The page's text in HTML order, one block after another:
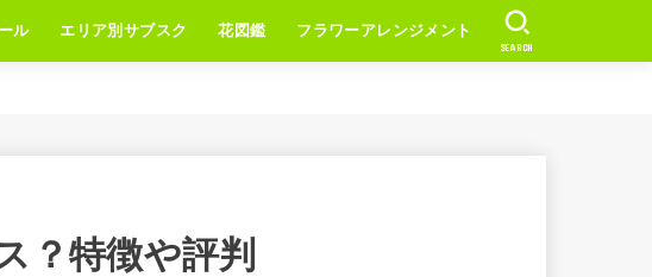
ル エリア別サブスク 花図鑑 フラワーアレンジメント
SEARCH
？特徴や評判